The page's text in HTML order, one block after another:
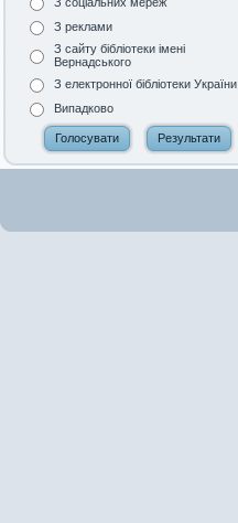
З реклами
З сайту бібліотеки імені
Вернадського
З електронної бібліотеки України
Випадково